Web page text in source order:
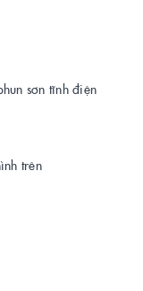
sơn tĩnh điện
trên